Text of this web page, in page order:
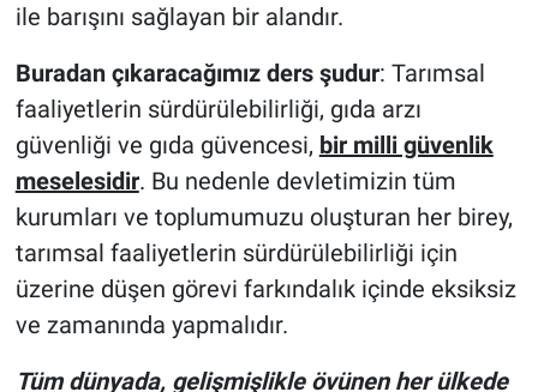
ile barışını sağlayan bir alandır.
Buradan çıkaracağımız ders şudur: Tarımsal
faaliyetlerin sürdürülebilirliği, gıda arzı
güvenliği ve gıda güvencesi, bir milli güvenlik
meselesidir. Bu nedenle devletimizin tüm
kurumları ve toplumumuzu oluşturan her birey,
tarımsal faaliyetlerin sürdürülebilirliği için
üzerine düşen görevi farkındalık içinde eksiksiz
ve zamanında yapmalıdır.
Tüm dünyada, gelişmişlikle övünen her ülkede